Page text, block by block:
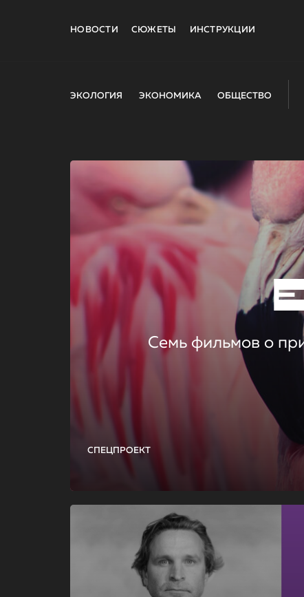
НОВОСТИ СЮЖЕТЫ ИНСТРУКЦИИ
ЭКОЛОГИЯ ЭКОНОМИКА ОБЩЕСТВО
СПЕЦПРОЕКТ
Семь фильмов о